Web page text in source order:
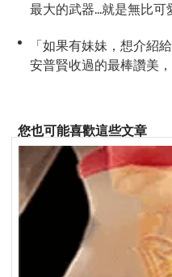
最大的武器...就是無比可
「如果有妹妹，想介紹
安普賢收過的最棒讚美
您也可能喜歡這些文章